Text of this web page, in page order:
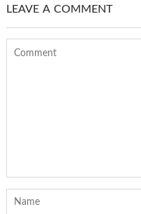
LEAVE A COMMENT